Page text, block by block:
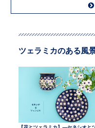
ツェラミカのある風